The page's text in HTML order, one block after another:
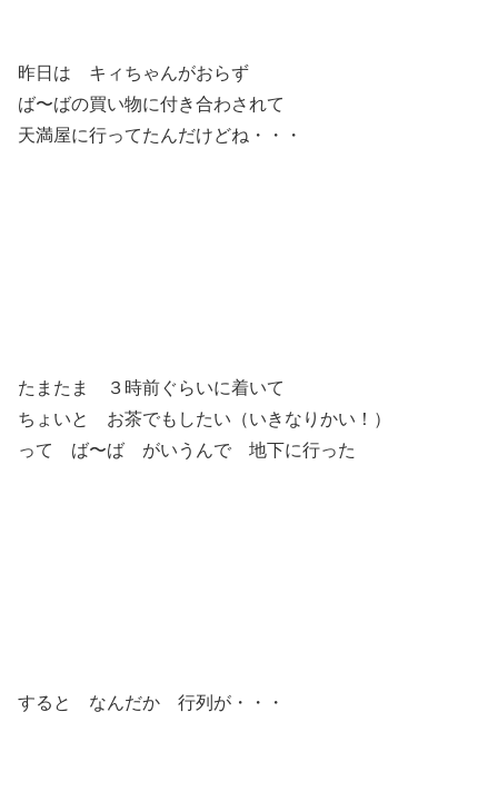
昨日は キィちゃんがおらず
ば〜ばの買い物に付き合わされて
天満屋に行ってたんだけどね・・・
たまたま ３時前ぐらいに着いて
ちょいと お茶でもしたい（いきなりかい！）
って ば〜ば がいうんで 地下に行った
すると なんだか 行列が・・・